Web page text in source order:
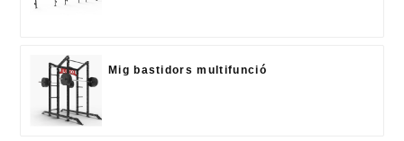
Mig bastidors multifunció